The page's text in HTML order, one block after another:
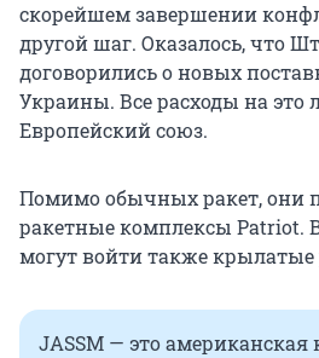
скорейшем завершении
другой шаг. Оказалось, что
договорились о новых
Украины. Все расходы на это
Европейский союз.
Помимо обычных ракет, они
ракетные комплексы Patriot.
могут войти также крылатые
JASSM — это американская